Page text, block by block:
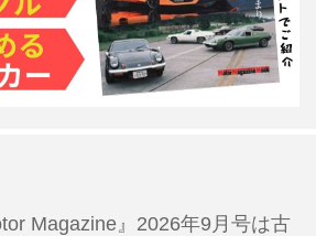
Magazine』2026年9月号は古